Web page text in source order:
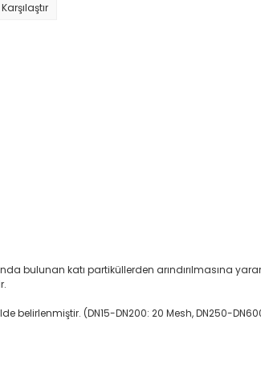
Karşılaştır
bulunan katı partiküllerden arındırılmasına
belirlenmiştir. (DN15-DN200: 20 Mesh, DN250-